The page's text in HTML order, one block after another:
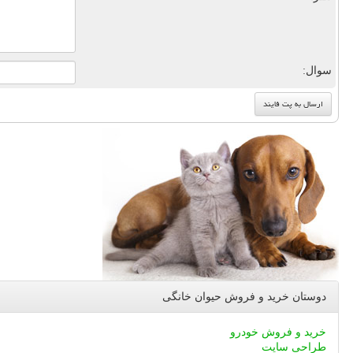
سوال:
دوستان خرید و فروش حیوان خانگی
خرید و فروش خودرو
طراحی سایت